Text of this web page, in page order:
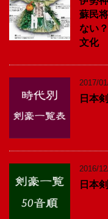
蘇民
ない
文化
2017/
日本
2016/
日本